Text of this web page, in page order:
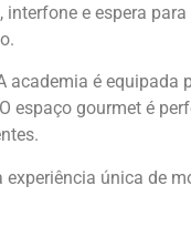
e espera
academia é equipada
espaço gourmet é
única de